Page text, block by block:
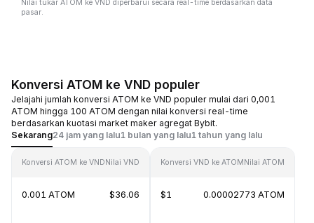
Nilai tukar ATOM ke VND diperbarui secara real-time berdasarkan data
pasar.
Konversi ATOM ke VND populer
Jelajahi jumlah konversi ATOM ke VND populer mulai dari 0,001
ATOM hingga 100 ATOM dengan nilai konversi real-time
berdasarkan kuotasi market maker agregat Bybit.
Sekarang24 jam yang lalu1 bulan yang lalu1 tahun yang lalu
Konversi ATOM ke VNDNilai VND
0.001 ATOM $36.06
Konversi VND ke ATOMNilai ATOM
$1 0.00002773 ATOM